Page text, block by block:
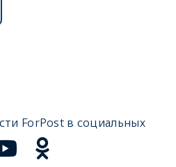
ForPost в социальных